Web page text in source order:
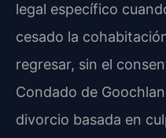
legal específico
cesado la
regresar, sin el
Condado de
divorcio basada en